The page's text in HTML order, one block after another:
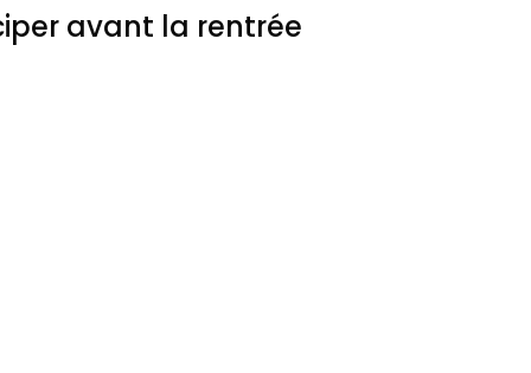
avant la rentrée